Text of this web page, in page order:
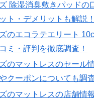
除湿消臭敷きパッドの
ト・デメリットも解説！
のエコラテエリート
ミ・評判を徹底調査！
のマットレスのセール
クーポンについても調査
のマットレスの店舗情